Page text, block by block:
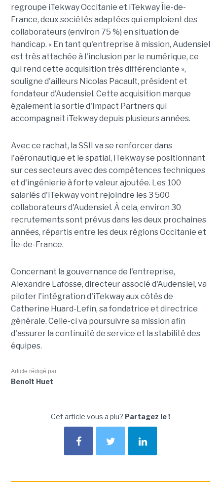
regroupe iTekway Occitanie et iTekway Île-de-
France, deux sociétés adaptées qui emploient des
collaborateurs (environ 75 %) en situation de
handicap. « En tant qu'entreprise à mission, Audensiel
est très attachée à l'inclusion par le numérique, ce
qui rend cette acquisition très différenciante »,
souligne d'ailleurs Nicolas Pacault, président et
fondateur d'Audensiel. Cette acquisition marque
également la sortie d'Impact Partners qui
accompagnait iTekway depuis plusieurs années.
Avec ce rachat, la SSII va se renforcer dans
l'aéronautique et le spatial, iTekway se positionnant
sur ces secteurs avec des compétences techniques
et d'ingénierie à forte valeur ajoutée. Les 100
salariés d'iTekway vont rejoindre les 3 500
collaborateurs d'Audensiel. À cela, environ 30
recrutements sont prévus dans les deux prochaines
années, répartis entre les deux régions Occitanie et
Île-de-France.
Concernant la gouvernance de l'entreprise,
Alexandre Lafosse, directeur associé d'Audensiel, va
piloter l'intégration d'iTekway aux côtés de
Catherine Huard-Lefin, sa fondatrice et directrice
générale. Celle-ci va poursuivre sa mission afin
d'assurer la continuité de service et la stabilité des
équipes.
Article rédigé par
Benoît Huet
Cet article vous a plu? Partagez le !